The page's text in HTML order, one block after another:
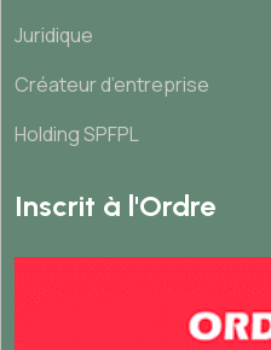
Juridique
Créateur d’entreprise
Holding SPFPL
Inscrit à l'Ordre